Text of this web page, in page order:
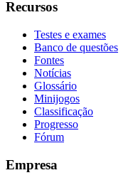
Recursos
Testes e exames
Banco de questões
Fontes
Notícias
Glossário
Minijogos
Classificação
Progresso
Fórum
Empresa